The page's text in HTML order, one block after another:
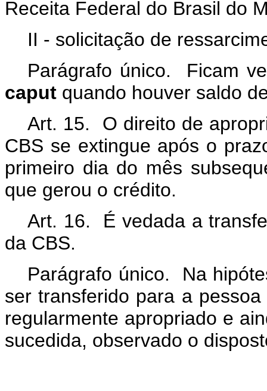
Receita Federal do Brasil do
II - solicitação de
Parágrafo único. Ficam
caput quando houver saldo
Art. 15. O direito de
CBS se extingue após o
primeiro dia do mês
que gerou o crédito.
Art. 16. É vedada a
da CBS.
Parágrafo único. Na
ser transferido para a
regularmente apropriado e
sucedida, observado o